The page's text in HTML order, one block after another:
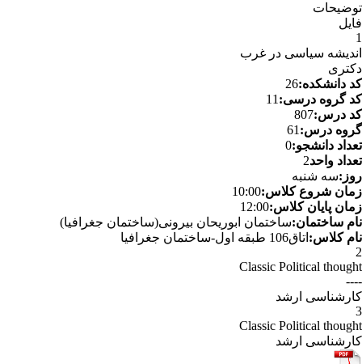
توضیحات
فایل
1
اندیشه سیاسی در غرب
دکتری
کد دانشکده:26
کد گروه درسی: 11
کد درس:807
گروه درس: 61
تعداد دانشجو:0
تعداد واحد2
روز:سه شنبه
زمان شروع کلاس:10:00
زمان پایان کلاس:12:00
نام ساختمان:ساختمان ابوریحان بیرونی(ساختمان جغرافیا)
نام کلاس: اتاق106 طبقه اول-ساختمان جغرافیا
2
Classic Political thought
----
کارشناسی ارشد
3
Classic Political thought
کارشناسی ارشد